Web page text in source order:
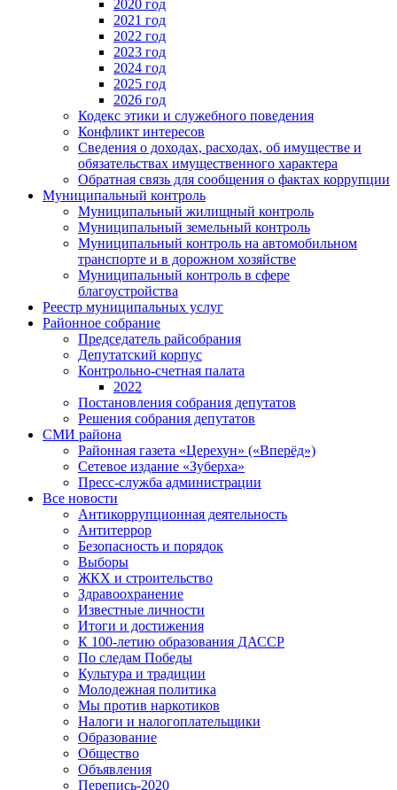
2020 год
2021 год
2022 год
2023 год
2024 год
2025 год
2026 год
Кодекс этики и служебного поведения
Конфликт интересов
Сведения о доходах, расходах, об имуществе и
обязательствах имущественного характера
Обратная связь для сообщения о фактах коррупции
Муниципальный контроль
Муниципальный жилищный контроль
Муниципальный земельный контроль
Муниципальный контроль на автомобильном
транспорте и в дорожном хозяйстве
Муниципальный контроль в сфере
благоустройства
Реестр муниципальных услуг
Районное собрание
Председатель райсобрания
Депутатский корпус
Контрольно-счетная палата
2022
Постановления собрания депутатов
Решения собрания депутатов
СМИ района
Районная газета «Церехун» («Вперёд»)
Сетевое издание «Зуберха»
Пресс-служба администрации
Все новости
Антикоррупционная деятельность
Антитеррор
Безопасность и порядок
Выборы
ЖКХ и строительство
Здравоохранение
Известные личности
Итоги и достижения
К 100-летию образования ДАССР
По следам Победы
Культура и традиции
Молодежная политика
Мы против наркотиков
Налоги и налогоплательщики
Образование
Общество
Объявления
Перепись-2020